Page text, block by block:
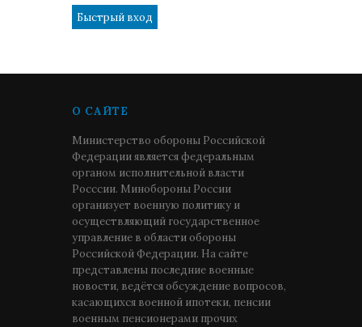
О САЙТЕ
Министерство обороны Российской
Федерации является федеральным
органом исполнительной власти
Росссии. Минобороны России
организует военную политику и
осуществляющий государственное
управление в области обороны
Российской Федерации. На сайте
представлены последние военные
новости, ведётся обсуждение вопросов,
касающихся военной ипотеки, пенсии
военным пенсионерами прочих